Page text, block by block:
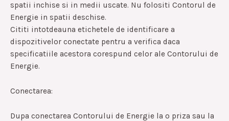
spatii inchise si in medii uscate. Nu folositi Contorul de
Energie in spatii deschise.
Cititi intotdeauna etichetele de identificare a
dispozitivelor conectate pentru a verifica daca
specificatiile acestora corespund celor ale Contorului de
Energie.
Conectarea:
Dupa conectarea Contorului de Energie la o priza sau la